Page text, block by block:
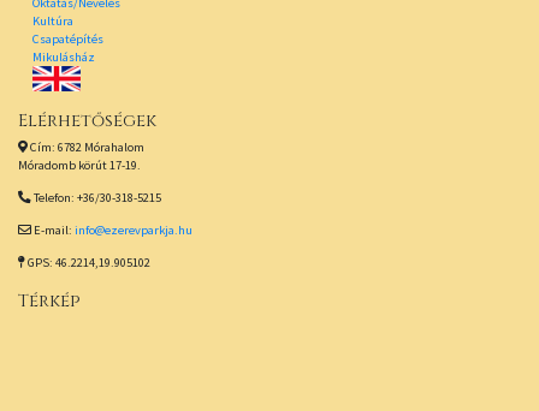
Oktatás/Nevelés
Kultúra
Csapatépítés
Mikulásház
Elérhetőségek
Cím: 6782 Mórahalom
Móradomb körút 17-19.
Telefon: +36/30-318-5215
E-mail: info@ezerevparkja.hu
GPS: 46.2214,19.905102
Térkép